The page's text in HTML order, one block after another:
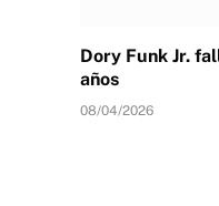
Dory Funk Jr.
años
08/04/2026